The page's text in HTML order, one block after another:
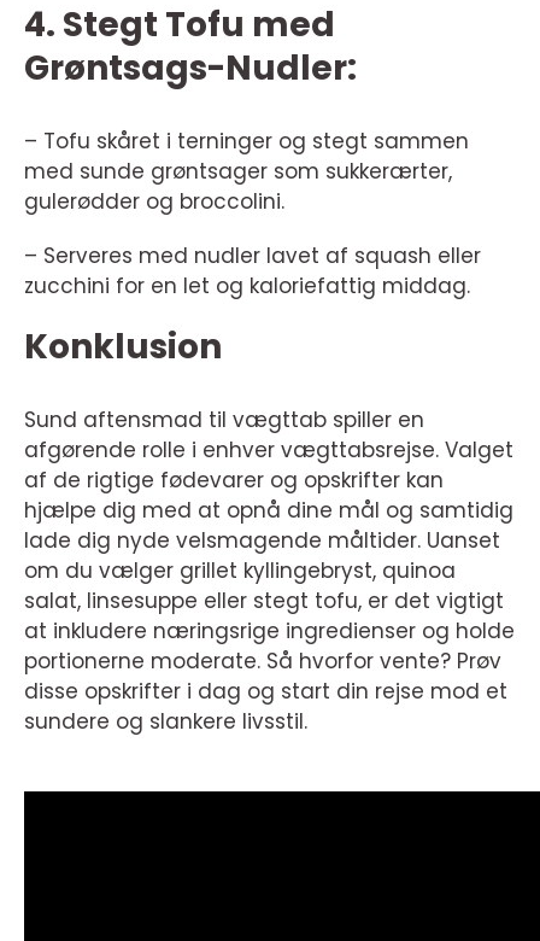
4. Stegt Tofu med
Grøntsags-Nudler:
– Tofu skåret i terninger og stegt sammen
med sunde grøntsager som sukkerærter,
gulerødder og broccolini.
– Serveres med nudler lavet af squash eller
zucchini for en let og kaloriefattig middag.
Konklusion
Sund aftensmad til vægttab spiller en
afgørende rolle i enhver vægttabsrejse. Valget
af de rigtige fødevarer og opskrifter kan
hjælpe dig med at opnå dine mål og samtidig
lade dig nyde velsmagende måltider. Uanset
om du vælger grillet kyllingebryst, quinoa
salat, linsesuppe eller stegt tofu, er det vigtigt
at inkludere næringsrige ingredienser og holde
portionerne moderate. Så hvorfor vente? Prøv
disse opskrifter i dag og start din rejse mod et
sundere og slankere livsstil.